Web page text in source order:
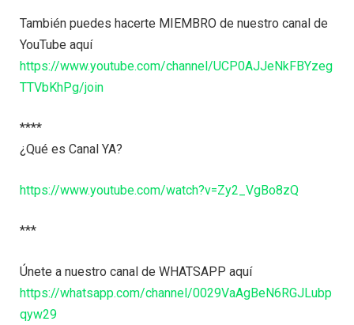
También puedes hacerte MIEMBRO de nuestro canal de
YouTube aquí
https://www.youtube.com/channel/UCP0AJJeNkFBYzeg
TTVbKhPg/join
****
¿Qué es Canal YA?
https://www.youtube.com/watch?v=Zy2_VgBo8zQ
***
Únete a nuestro canal de WHATSAPP aquí
https://whatsapp.com/channel/0029VaAgBeN6RGJLubp
qyw29